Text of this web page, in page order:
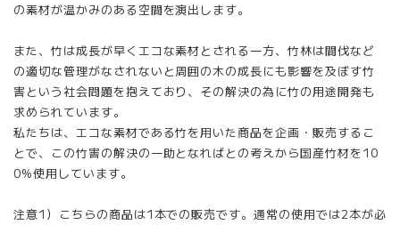
の素材が温かみのある空間を演出します。
また、竹は成長が早くエコな素材とされる一方、竹林は間伐など
の適切な管理がなされないと周囲の木の成長にも影響を及ぼす竹
害という社会問題を抱えており、その解決の為に竹の用途開発も
求められています。
私たちは、エコな素材である竹を用いた商品を企画・販売するこ
とで、この竹害の解決の一助となればとの考えから国産竹材を10
0%使用しています。
注意1）こちらの商品は1本での販売です。通常の使用では2本が必